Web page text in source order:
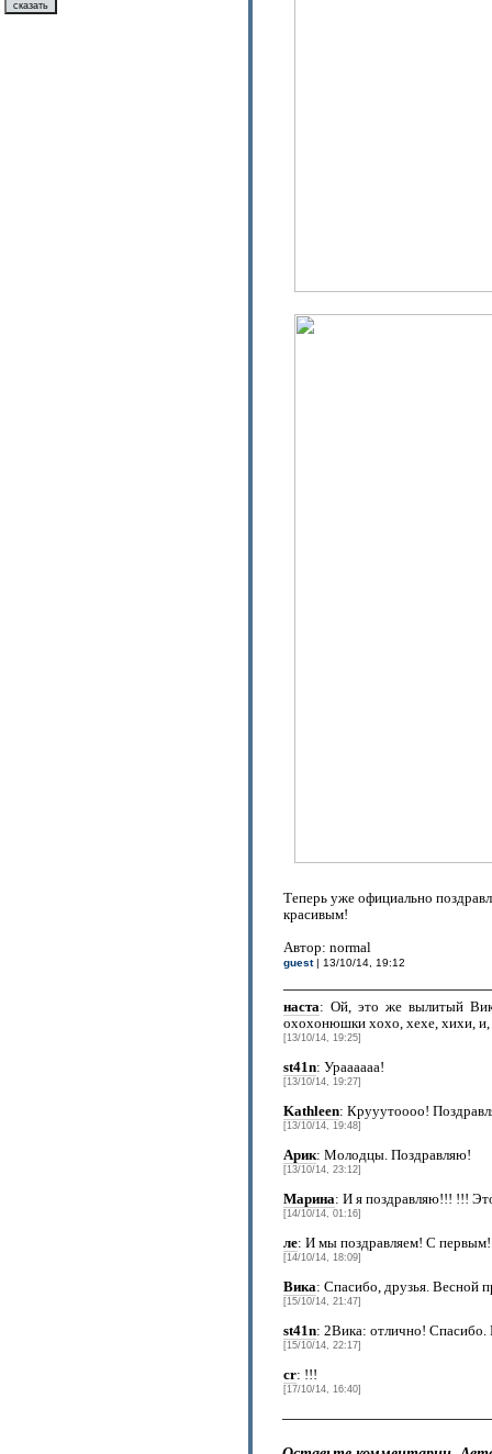
Теперь уже официально
красивым!
Автор: normal
guest| 13/10/14, 19:12
наста: Ой, это же вылитый
охохонюшки хохо, хехе,
[13/10/14, 19:25]
st41n: Ураааааа!
[13/10/14, 19:27]
Kathleen: Крууутоооо!
[13/10/14, 19:48]
Арик: Молодцы. Поздравляю!
[13/10/14, 23:12]
Марина: И я поздравляю!!! !!!
[14/10/14, 01:16]
ле: И мы поздравляем! С
[14/10/14, 18:09]
Вика: Спасибо, друзья. Весной
[15/10/14, 21:47]
st41n: 2Вика: отлично! Спасибо.
[15/10/14, 22:17]
cr: !!!
[17/10/14, 16:40]